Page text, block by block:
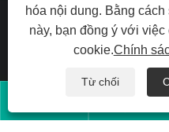
Chiết Giang, Trung Quốc
Bản quyền © 2025 Chiết Giang
hóa nội dung. Bằng
này, bạn đồng ý với
cookie.Chính
Từ chối